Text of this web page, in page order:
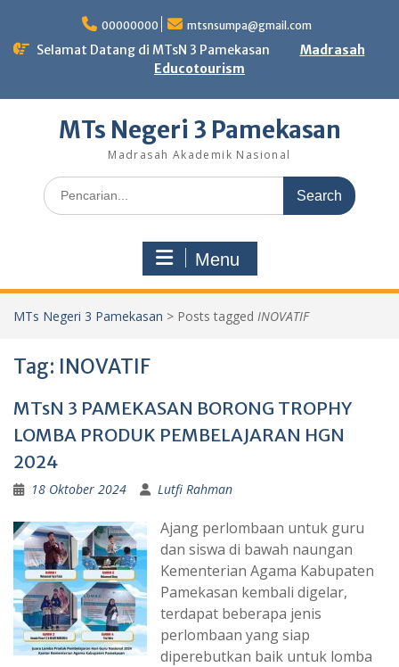
content
00000000 mtsnsumpa@gmail.com
Selamat Datang di MTsN 3 Pamekasan
Madrasah
Educotourism
MTs Negeri 3 Pamekasan
Madrasah Akademik Nasional
Search
for:
Menu
MTs Negeri 3 Pamekasan > Posts tagged INOVATIF
Tag: INOVATIF
MTsN 3 PAMEKASAN BORONG TROPHY
LOMBA PRODUK PEMBELAJARAN HGN
2024
18 Oktober 2024 Lutfi Rahman
Ajang perlombaan untuk guru
dan siswa di bawah naungan
Kementerian Agama Kabupaten
Pamekasan kembali digelar,
terdapat beberapa jenis
perlombaan yang siap
diperebutkan baik untuk lomba